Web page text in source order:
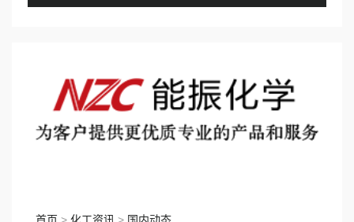
国际动态
首页 > 化工资讯 > 国内动态